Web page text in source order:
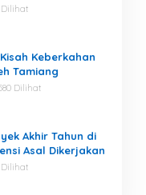
Dilihat
Keberkahan
Tamiang
Dilihat
Akhir Tahun di
Asal Dikerjakan
Dilihat